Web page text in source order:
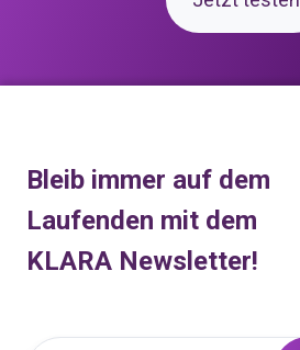
Bleib immer auf dem
Laufenden mit dem
KLARA Newsletter!